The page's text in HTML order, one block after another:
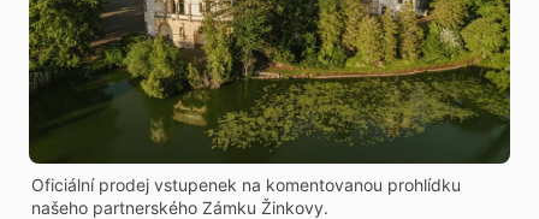
Oficiální prodej vstupenek na komentovanou prohlídku
našeho partnerského Zámku Žinkovy.